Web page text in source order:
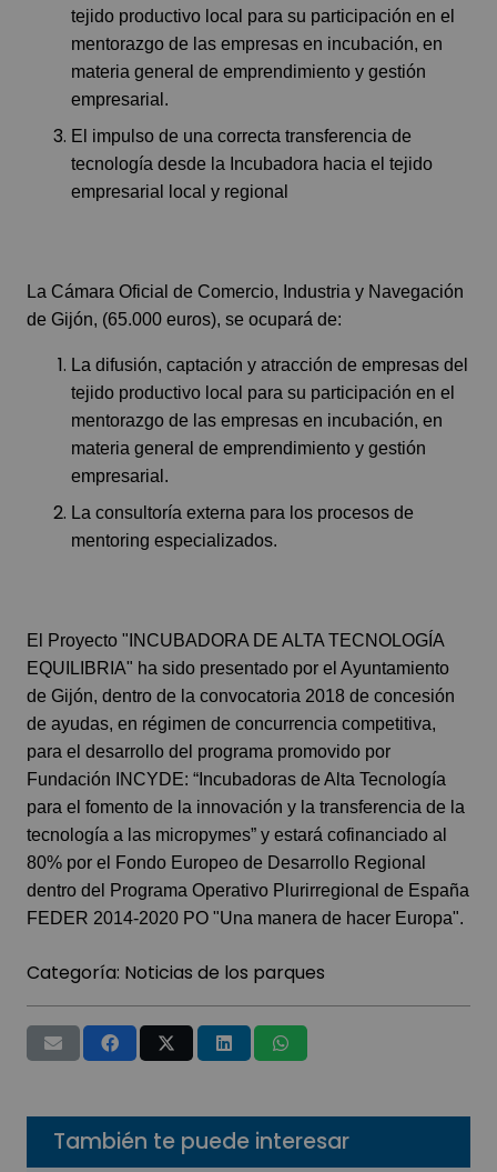
tejido productivo local para su participación en el
mentorazgo de las empresas en incubación, en
materia general de emprendimiento y gestión
empresarial.
El impulso de una correcta transferencia de
tecnología desde la Incubadora hacia el tejido
empresarial local y regional
La Cámara Oficial de Comercio, Industria y Navegación
de Gijón, (65.000 euros), se ocupará de:
La difusión, captación y atracción de empresas del
tejido productivo local para su participación en el
mentorazgo de las empresas en incubación, en
materia general de emprendimiento y gestión
empresarial.
La consultoría externa para los procesos de
mentoring especializados.
El Proyecto "INCUBADORA DE ALTA TECNOLOGÍA
EQUILIBRIA" ha sido presentado por el Ayuntamiento
de Gijón, dentro de la convocatoria 2018 de concesión
de ayudas, en régimen de concurrencia competitiva,
para el desarrollo del programa promovido por
Fundación INCYDE: “Incubadoras de Alta Tecnología
para el fomento de la innovación y la transferencia de la
tecnología a las micropymes” y estará cofinanciado al
80% por el Fondo Europeo de Desarrollo Regional
dentro del Programa Operativo Plurirregional de España
FEDER 2014-2020 PO "Una manera de hacer Europa".
Categoría: Noticias de los parques
También te puede interesar